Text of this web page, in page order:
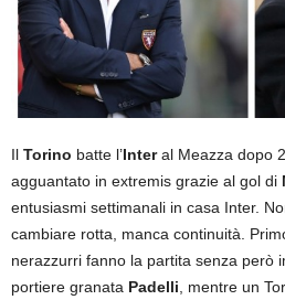
Il Torino batte l’Interal Meazza dopo
agguantato in extremis grazie al gol di
entusiasmi settimanali in casa Inter.
cambiare rotta, manca continuità.
nerazzurri fanno la partita senza però
portiere granata Padelli , mentre un